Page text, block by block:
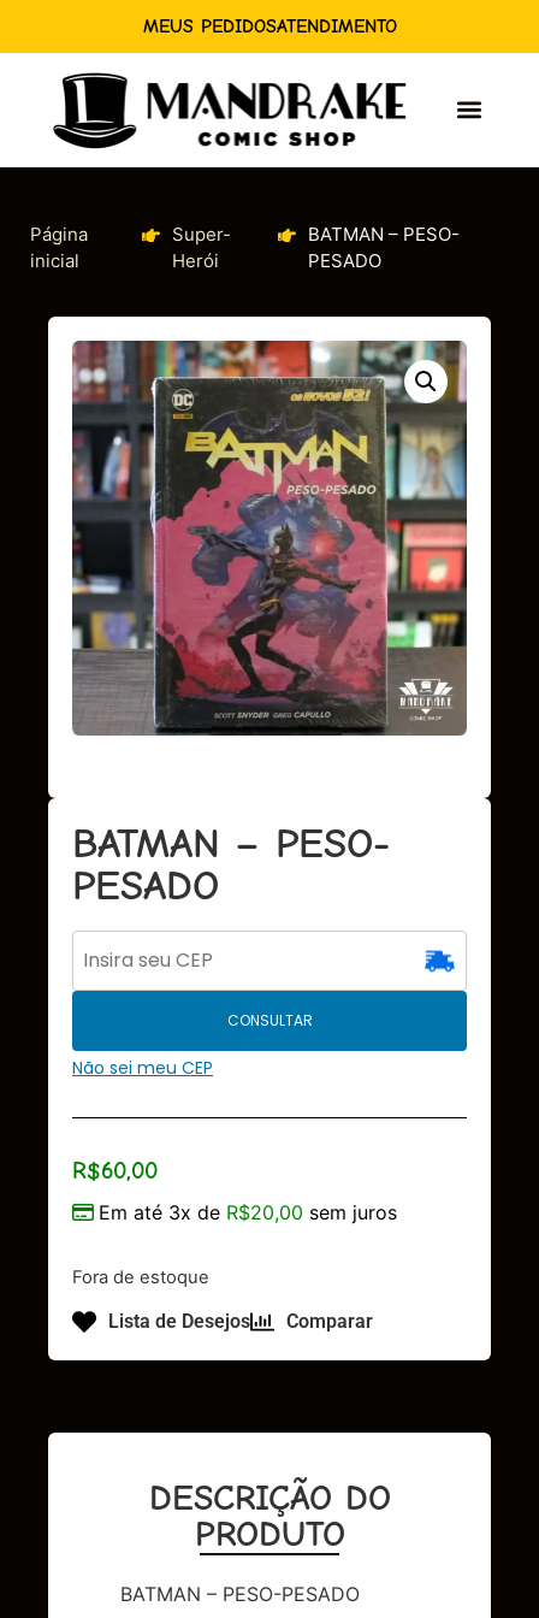
MEUS PEDIDOSATENDIMENTO
Página
inicial
Super-
Herói
BATMAN – PESO-
PESADO
BATMAN – PESO-
PESADO
CONSULTAR
Não sei meu CEP
R$60,00
Em até 3x de R$20,00 sem juros
Fora de estoque
Lista de Desejos Comparar
DESCRIÇÃO DO
PRODUTO
BATMAN – PESO-PESADO